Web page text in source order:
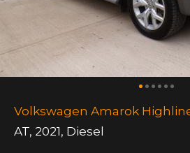
Volkswagen Amarok
AT, 2021, Diesel